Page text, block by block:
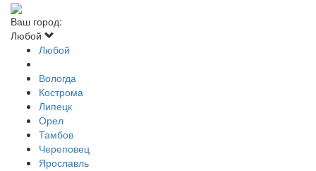
Ваш город:
Любой
Любой
Вологда
Кострома
Липецк
Орел
Тамбов
Череповец
Ярославль